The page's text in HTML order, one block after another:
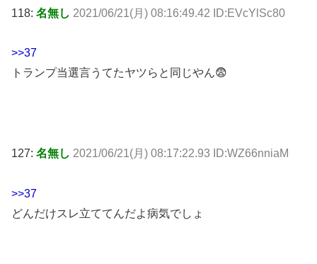
118: 名無し 2021/06/21(月) 08:16:49.42 ID:EVcYlSc80
>>37
トランプ当選言うてたヤツらと同じやん😨
127: 名無し 2021/06/21(月) 08:17:22.93 ID:WZ66nniaM
>>37
どんだけスレ立ててんだよ病気でしょ